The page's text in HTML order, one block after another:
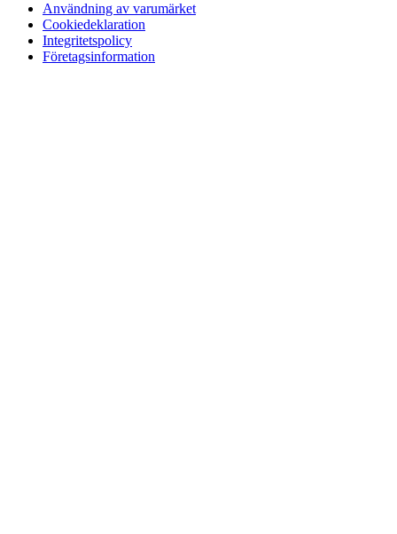
Användning av varumärket
Cookiedeklaration
Integritetspolicy
Företagsinformation